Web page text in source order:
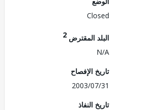
البلد المقترض
تاريخ الإفصاح
2003/07/31
تاريخ النفاذ